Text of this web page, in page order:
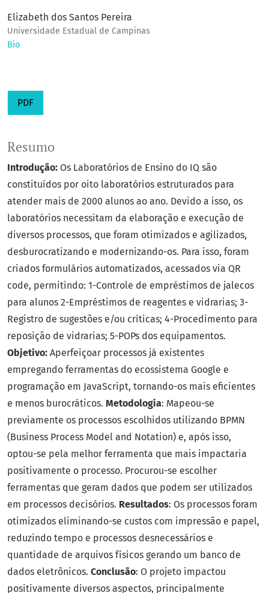
Elizabeth dos Santos Pereira
Universidade Estadual de Campinas
Bio
PDF
Resumo
Introdução: Os Laboratórios de Ensino do IQ são
constituídos por oito laboratórios estruturados para
atender mais de 2000 alunos ao ano. Devido a isso, os
laboratórios necessitam da elaboração e execução de
diversos processos, que foram otimizados e agilizados,
desburocratizando e modernizando-os. Para isso, foram
criados formulários automatizados, acessados via QR
code, permitindo: 1-Controle de empréstimos de jalecos
para alunos 2-Empréstimos de reagentes e vidrarias; 3-
Registro de sugestões e/ou críticas; 4-Procedimento para
reposição de vidrarias; 5-POPs dos equipamentos.
Objetivo: Aperfeiçoar processos já existentes
empregando ferramentas do ecossistema Google e
programação em JavaScript, tornando-os mais eficientes
e menos burocráticos. Metodologia: Mapeou-se
previamente os processos escolhidos utilizando BPMN
(Business Process Model and Notation) e, após isso,
optou-se pela melhor ferramenta que mais impactaria
positivamente o processo. Procurou-se escolher
ferramentas que geram dados que podem ser utilizados
em processos decisórios. Resultados: Os processos foram
otimizados eliminando-se custos com impressão e papel,
reduzindo tempo e processos desnecessários e
quantidade de arquivos físicos gerando um banco de
dados eletrônicos. Conclusão: O projeto impactou
positivamente diversos aspectos, principalmente